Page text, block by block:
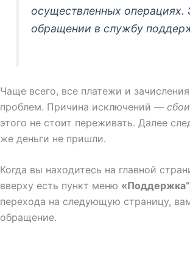
осуществленных операциях.
обращении в службу
Чаще всего, все платежи и
проблем. Причина исключений —
этого не стоит переживать. Далее
же деньги не пришли.
Когда вы находитесь на главной
вверху есть пункт меню «Поддержка”
перехода на следующую страницу,
обращение.